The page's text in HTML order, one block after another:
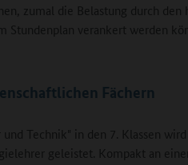
zumal die Belastung durch den
Stundenplan verankert werden
Fächern
Technik" in den 7. Klassen
geleistet. Kompakt an